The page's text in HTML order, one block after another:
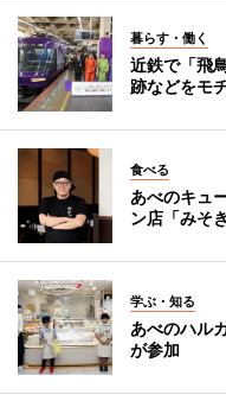
暮らす・働く
近鉄で「飛
跡などをモ
食べる
あべのキュ
ン店「みそ
学ぶ・知る
あべのハル
が参加